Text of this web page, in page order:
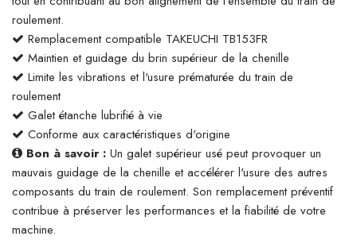
roulement.
Remplacement compatible TAKEUCHI TB153FR
Maintien et guidage du brin supérieur de la chenille
Limite les vibrations et l'usure prématurée du train de
roulement
Galet étanche lubrifié à vie
Conforme aux caractéristiques d'origine
Bon à savoir : Un galet supérieur usé peut provoquer un
mauvais guidage de la chenille et accélérer l'usure des autres
composants du train de roulement. Son remplacement préventif
contribue à préserver les performances et la fiabilité de votre
machine.